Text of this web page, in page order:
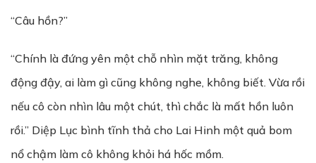
“Câu hồn?”
“Chính là đứng yên một chỗ nhìn mặt trăng, không
động đậy, ai làm gì cũng không nghe, không biết. Vừa rồi
nếu cô còn nhìn lâu một chút, thì chắc là mất hồn luôn
rồi.” Diệp Lục bình tĩnh thả cho Lai Hinh một quả bom
nổ chậm làm cô không khỏi há hốc mồm.